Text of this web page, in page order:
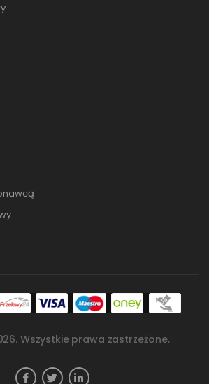
. Wszystkie prawa zastrzeżone.